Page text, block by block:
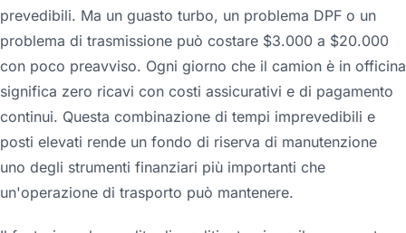
prevedibili. Ma un guasto turbo, un problema DPF o un
problema di trasmissione può costare $3.000 a $20.000
con poco preavviso. Ogni giorno che il camion è in officina
significa zero ricavi con costi assicurativi e di pagamento
continui. Questa combinazione di tempi imprevedibili e
posti elevati rende un fondo di riserva di manutenzione
uno degli strumenti finanziari più importanti che
un'operazione di trasporto può mantenere.